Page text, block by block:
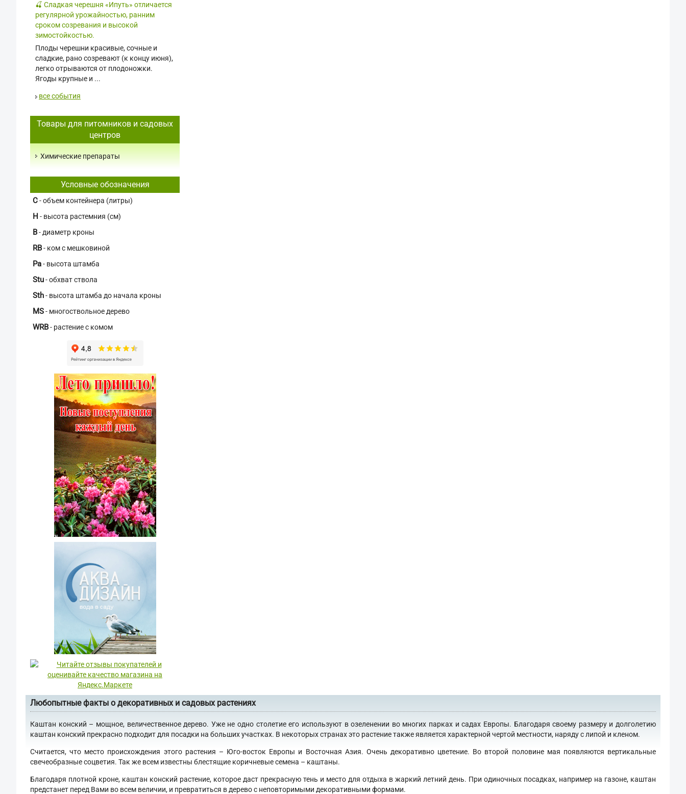
🍒 Сладкая черешня «Ипуть» отличается
регулярной урожайностью, ранним
сроком созревания и высокой
зимостойкостью.
Плоды черешни красивые, сочные и
сладкие, рано созревают (к концу июня),
легко отрываются от плодоножки.
Ягоды крупные и ...
все события
Товары для питомников и садовых
центров
Химические препараты
Условные обозначения
C- объем контейнера (литры)
H - высота растемния (см)
В- диаметр кроны
RB- ком с мешковиной
Pa- высота штамба
Stu- обхват ствола
Sth- высота штамба до начала кроны
MS- многоствольное дерево
WRB- растение с комом
Любопытные факты о декоративных и садовых растениях
Каштан конский – мощное, величественное дерево. Уже не одно столетие его используют в озеленении во многих парках и садах Европы. Благодаря своему размеру и долголетию
каштан конский прекрасно подходит для посадки на больших участках. В некоторых странах это растение также является характерной чертой местности, наряду с липой и кленом.
Считается, что место происхождения этого растения – Юго-восток Европы и Восточная Азия. Очень декоративно цветение. Во второй половине мая появляются вертикальные
свечеобразные соцветия. Так же всем известны блестящие коричневые семена – каштаны.
Благодаря плотной кроне, каштан конский растение, которое даст прекрасную тень и место для отдыха в жаркий летний день. При одиночных посадках, например на газоне, каштан
предстанет перед Вами во всем величии, и превратиться в дерево с неповторимыми декоративными формами.